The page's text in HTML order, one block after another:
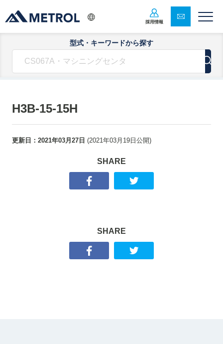
採用情報
型式・キーワードから探す
H3B-15-15H
更新日： 2021年03月27日 (2021年03月19日 公開)
SHARE
SHARE